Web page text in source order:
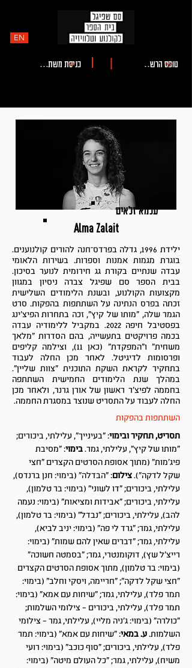
EN
עלמא זלאיט
Alma Zalait
ילידת 1996, גדלה בפרדס־חנה להורים קולנוענים.
בוגרת מגמות אמנות וספרות. בשירות הלאומי
עבדה שנתיים בקורת גג חירומית לנוער בסיכון.
בבית הספר סם שפיגל צברה ניסיון במגוון
מקצועות הקולנוע, ובשנת הלימודים השלישית
זכתה בפרס הנתינה על השתתפות בהפקות. סרט
הגמר שלה, "מותו של קיץ", זכה בתחרות הפיצ'ינג
בפסטיבל חיפה 2022. במקביל ללימודיה עבדה
בכמה פרויקטים בתעשייה, בהם הסדרות "מלאך
משחית" ו"המפקדת" (כאן 11), וצילמה קליפים
ופרסומות לדיגיטל. לאחר מכן החלה לעבוד
בתחקיר לקראת השקת התוכנית "צוות שליין".
במהלך שנת הלימודים החמישית השתתפה
בחממה לפיצ'ר ראשון של אורן גרנר, ולאחר מכן
החלה לעבוד על התסריט שנוצר במסגרת החממה.
השתתפות בהפקות
תסריט, תחקיר ובימוי: "בעינייך", עלילתי, ביכורים;
"מותו של קיץ", עלילתי, גמר.בימוי: "מסיבת
פיג'מות" (מתוך אסופת הסרטים הקצרים "חצי
שקל לדקה").צילום: "הבדלה" (בימוי: חנן ברנדס),
עלילתי, ביכורים; "דו לשוני" (בימוי: בר טלמון),
עלילתי, ביכורים; "אבידות ומציאות" (בימוי: נעמה
להב), עלילתי, ביכורים; "נבדל" (בימוי: בר טלמון),
עלילתי, גמר; "גרד לי פה" (בימוי: יניב לביא),
עלילתי, גמר; "דברים שאין להם שמות" (בימוי:
רייצ'ל שץ), דוקומנטרי, גמר; "בסמטה חשוכה"
(בימוי: בר טלמון), מתוך אסופת הסרטים הקצרים
"חצי שקל לדקה"; "חריימה, ויסקי וחלב" (בימוי:
תמר פלד), עלילתי, גמר; "שיחות עם אמא" (בימוי:
תמר פלד), עלילתי, ביכורים – צילומי השלמות;
"כולרה" (בימוי: ג'ניה מליי), עלילתי, גמר – צילומי
השלמות.ע. במאי: "שיחות עם אמא" (בימוי: תמר
פלד), עלילתי, ביכורים; "סוף כוכב" (בימוי: רועי
משיח), עלילתי, גמר; "כל העולם מיטה" (בימוי: